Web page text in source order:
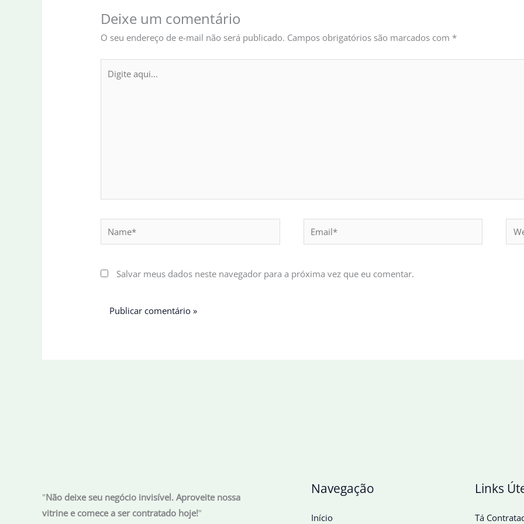
Deixe um comentário
O seu endereço de e-mail não será publicado. Campos obrigatórios são marcados com *
aqui...
Salvar meus dados neste navegador para a próxima vez que eu comentar.
"Não deixe seu negócio invisível. Aproveite nossa
vitrine e comece a ser contratado hoje!"
Navegação
Início
Links
Tá